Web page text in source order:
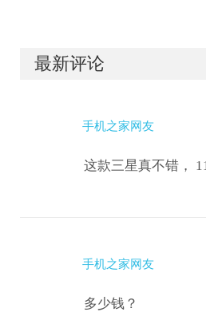
最新评论
手机之家网友
这款三星真不错，
手机之家网友
多少钱？